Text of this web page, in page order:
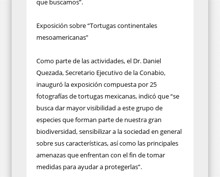
que buscamos”.
Exposición sobre “Tortugas continentales
mesoamericanas”
Como parte de las actividades, el Dr. Daniel
Quezada, Secretario Ejecutivo de la Conabio,
inauguró la exposición compuesta por 25
fotografías de tortugas mexicanas, indicó que “se
busca dar mayor visibilidad a este grupo de
especies que forman parte de nuestra gran
biodiversidad, sensibilizar a la sociedad en general
sobre sus características, así como las principales
amenazas que enfrentan con el fin de tomar
medidas para ayudar a protegerlas”.